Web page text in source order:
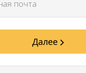
Далее